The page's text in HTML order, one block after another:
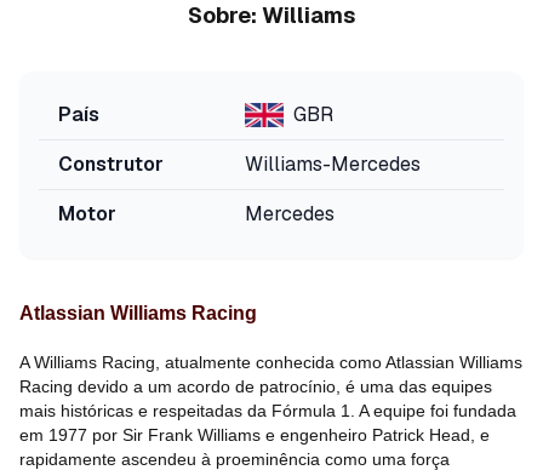
Sobre: Williams
País
GBR
Construtor
Williams-Mercedes
Motor
Mercedes
Atlassian Williams Racing
A Williams Racing, atualmente conhecida como Atlassian Williams
Racing devido a um acordo de patrocínio, é uma das equipes
mais históricas e respeitadas da Fórmula 1. A equipe foi fundada
em 1977 por Sir Frank Williams e engenheiro Patrick Head, e
rapidamente ascendeu à proeminência como uma força